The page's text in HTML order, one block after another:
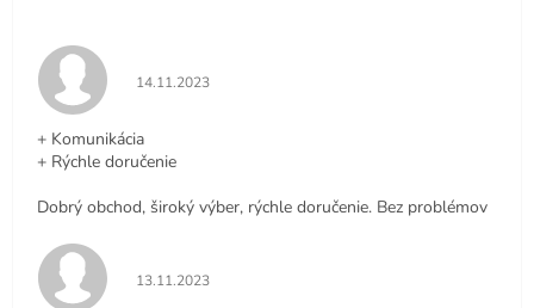
Hodnotenie obchodu je 5 z 5 hviezdičiek.
14.11.2023
+ Komunikácia
+ Rýchle doručenie
Dobrý obchod, široký výber, rýchle doručenie. Bez problémov
Hodnotenie obchodu je 5 z 5 hviezdičiek.
13.11.2023